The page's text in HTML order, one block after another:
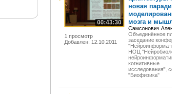
00:43:30
1 просмотр
Добавлен: 12.10.2011
новая
моделировании
мозга и
Самсонович Алексей
Объединённое
заседание
"Нейроинформатика-
НОЦ "Нейробиология,
нейроинформатика и
когнитивные
исследования",
"Биофизика"